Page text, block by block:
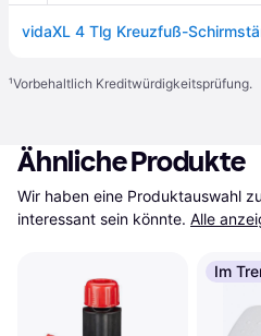
¹Vorbehaltlich Kreditwürdigkeitsprüfung.
Ähnliche Produkte
Wir haben eine Produktauswahl
interessant sein könnte. Alle
Im